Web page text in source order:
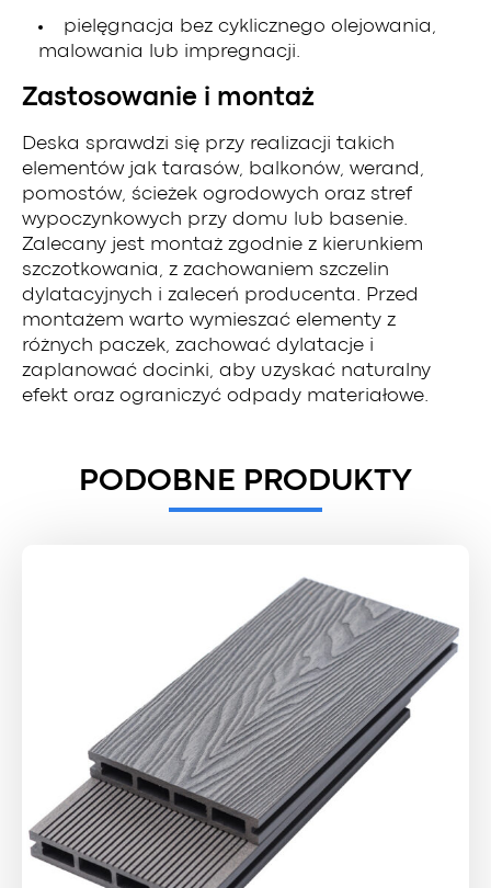
pielęgnacja bez cyklicznego olejowania,
malowania lub impregnacji.
Zastosowanie i montaż
Deska sprawdzi się przy realizacji takich
elementów jak tarasów, balkonów, werand,
pomostów, ścieżek ogrodowych oraz stref
wypoczynkowych przy domu lub basenie.
Zalecany jest montaż zgodnie z kierunkiem
szczotkowania, z zachowaniem szczelin
dylatacyjnych i zaleceń producenta. Przed
montażem warto wymieszać elementy z
różnych paczek, zachować dylatacje i
zaplanować docinki, aby uzyskać naturalny
efekt oraz ograniczyć odpady materiałowe.
PODOBNE PRODUKTY